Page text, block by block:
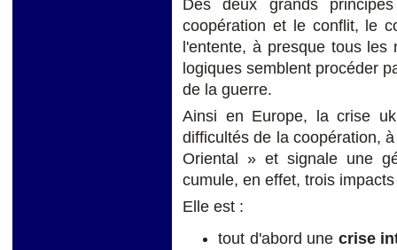
Des deux grands
coopération et le conflit, le
l'entente, à presque tous
logiques semblent procéder
de la guerre.
Ainsi en Europe, la crise
difficultés de la coopération,
Oriental » et signale une
cumule, en effet, trois
Elle est :
tout d'abord une crise